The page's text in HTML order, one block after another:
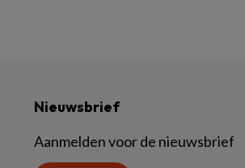
Nieuwsbrief
Aanmelden voor de nieuwsbrief